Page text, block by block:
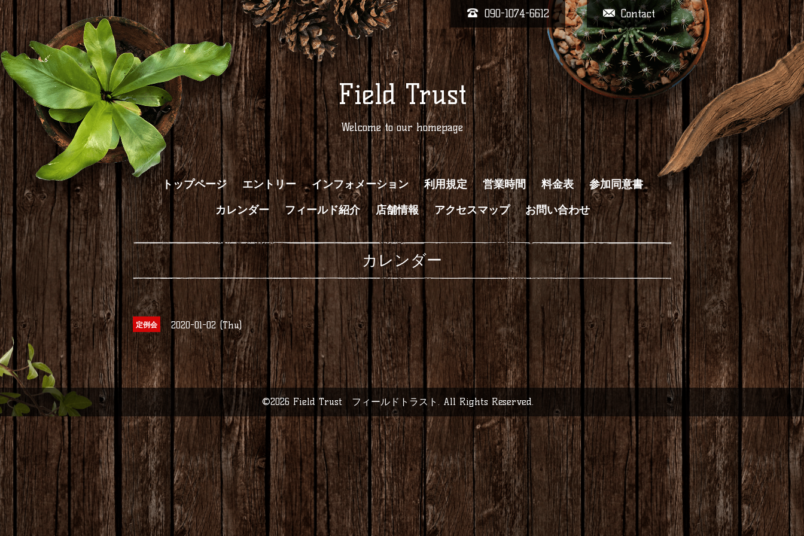
Contact
090-1074-6612
Field Trust
Welcome to our homepage
トップページ エントリー インフォメーション 利用規定 営業時間 料金表
参加同意書
カレンダー
フィールド紹介 店舗情報 アクセスマップ お問い合わせ
カレンダー
定例会 2020-01-02 (Thu)
©2026 Field Trust フィールドトラスト . All Rights Reserved.